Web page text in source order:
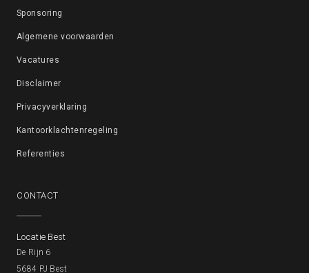
Sponsoring
Algemene voorwaarden
Vacatures
Disclaimer
Privacyverklaring
Kantoorklachtenregeling
Referenties
CONTACT
Locatie Best
De Rijn 6
5684 PJ Best